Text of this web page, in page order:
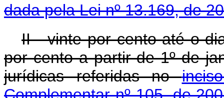
dada pela Lei nº 13.169, de
II - vinte por cento até o
por cento a partir de 1º de
jurídicas referidas no